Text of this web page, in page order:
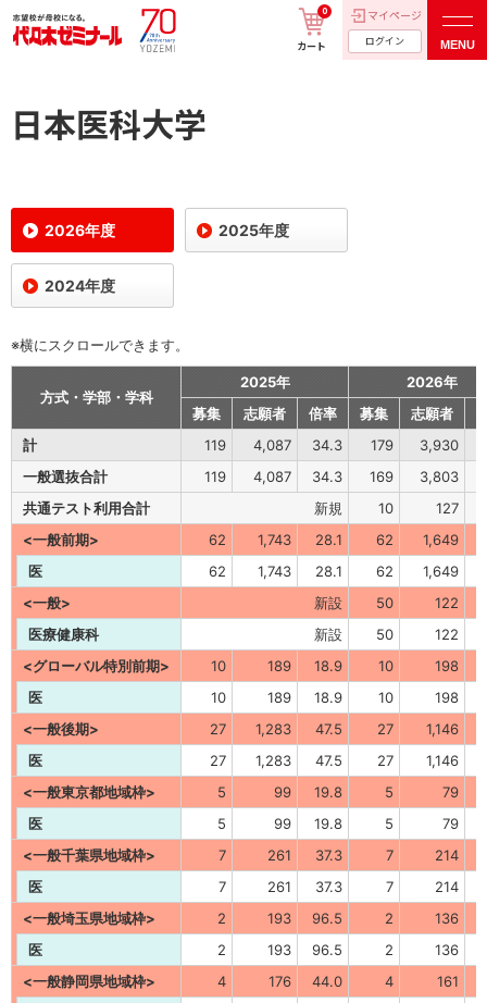
カート
0 マイページ
ログイン MENU
日本医科大学
2026年度 2025年度
2024年度
※横にスクロールできます。
方式・学部・学科
2025年
2026年
募集
志願者 倍率 募集 志願者
計
119 4,087 34.3 179 3,930
一般選抜合計
119 4,087 34.3 169 3,803
共通テスト利用合計
新規 10 127
<一般前期>
62 1,743 28.1 62 1,649
医
62 1,743 28.1 62 1,649
<一般>
新設 50
122
医療健康科
新設 50
122
<グローバル特別前期>
10 189 18.9 10 198
医
10 189 18.9 10 198
<一般後期>
27 1,283 47.5 27 1,146
医
27 1,283 47.5 27 1,146
<一般東京都地域枠>
5 99 19.8 5 79
医
5 99 19.8 5 79
<一般千葉県地域枠>
7 261 37.3 7 214
医
7 261 37.3 7 214
<一般埼玉県地域枠>
2 193 96.5 2 136
医
2 193 96.5 2 136
<一般静岡県地域枠>
4 176 44.0 4 161